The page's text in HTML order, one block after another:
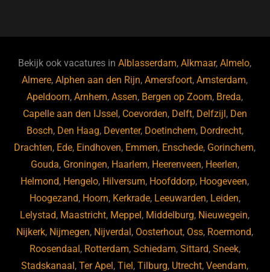
b
o
o
k
ky dI
n
Bekijk ook vacatures inAlblasserdam,Alkmaar,Almelo,
Almere,Alphen aan den Rijn,Amersfoort,Amsterdam,
Apeldoorn,Arnhem,Assen, Bergen op Zoom, Breda,
Capelle aan den IJssel , Coevorden, Delft, Delfzijl , Den
Bosch, Den Haag, Deventer, Doetinchem, Dordrecht,
Drachten, Ede, Eindhoven, Emmen, Enschede, Gorinchem,
Gouda, Groningen, Haarlem, Heerenveen, Heerlen,
Helmond, Hengelo, Hilversum, Hoofddorp, Hoogeveen,
Hoogezand, Hoorn, Kerkrade, Leeuwarden, Leiden,
Lelystad, Maastricht, Meppel , Middelburg, Nieuwegein,
Nijkerk, Nijmegen, Nijverdal , Oosterhout, Oss, Roermond,
Roosendaal , Rotterdam, Schiedam, Sittard, Sneek,
Stadskanaal ,Ter Apel ,Tiel ,Tilburg, Utrecht,Veendam,